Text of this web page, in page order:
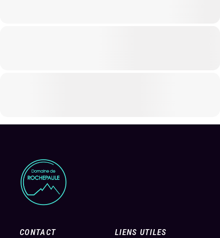
CONTACT LIENS UTILES